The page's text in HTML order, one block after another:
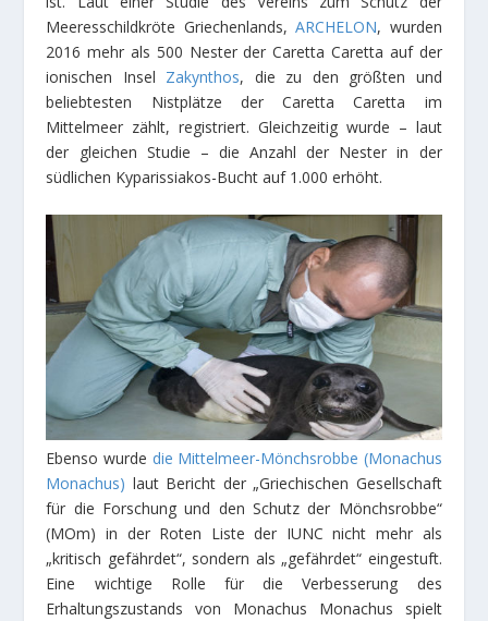
Meeresschildkröte Griechenlands,ARCHELON, wurden
2016 mehr als 500 Nester der Caretta Caretta auf der
ionischen Insel Zakynthos, die zu den größten und
beliebtesten Nistplätze der Caretta Caretta im
Mittelmeer zählt, registriert. Gleichzeitig wurde – laut
der gleichen Studie – die Anzahl der Nester in der
südlichen Kyparissiakos-Bucht auf 1.000 erhöht.
Ebenso wurde die Mittelmeer-Mönchsrobbe (Monachus
Monachus) laut Bericht der „Griechischen Gesellschaft
für die Forschung und den Schutz der Mönchsrobbe“
(MOm) in der Roten Liste der IUNC nicht mehr als
„kritisch gefährdet“, sondern als „gefährdet“ eingestuft.
Eine wichtige Rolle für die Verbesserung des
Erhaltungszustands von Monachus Monachus spielt